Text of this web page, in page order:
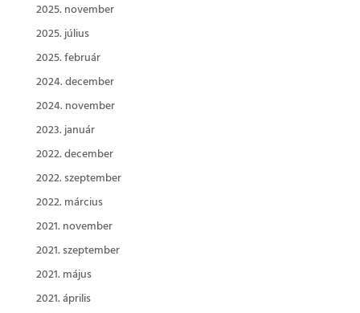
2025. november
2025. július
2025. február
2024. december
2024. november
2023. január
2022. december
2022. szeptember
2022. március
2021. november
2021. szeptember
2021. május
2021. április